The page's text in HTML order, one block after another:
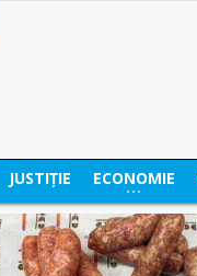
JUSTIȚIE ECONOMIE